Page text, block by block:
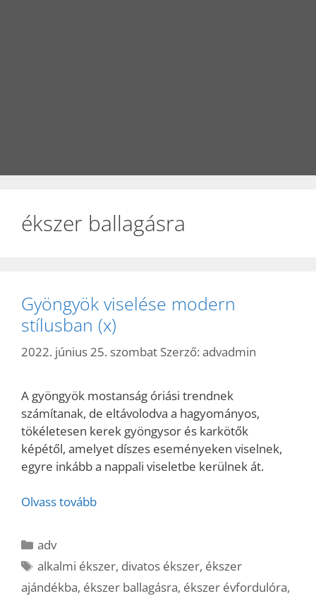
ékszer ballagásra
Gyöngyök viselése modern
stílusban (x)
2022. június 25. szombat Szerző: advadmin
A gyöngyök mostanság óriási trendnek
számítanak, de eltávolodva a hagyományos,
tökéletesen kerek gyöngysor és karkötők
képétől, amelyet díszes eseményeken viselnek,
egyre inkább a nappali viseletbe kerülnek át.
Olvass tovább
Kategória
adv
Címkék
alkalmi ékszer, divatos ékszer, ékszer
ajándékba, ékszer ballagásra, ékszer évfordulóra,